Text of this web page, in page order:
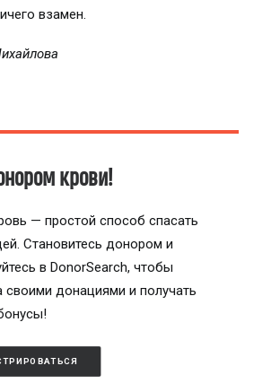
взамен.
крови!
— простой способ спасать
Становитесь донором и
в DonorSearch, чтобы
своими донациями и получать